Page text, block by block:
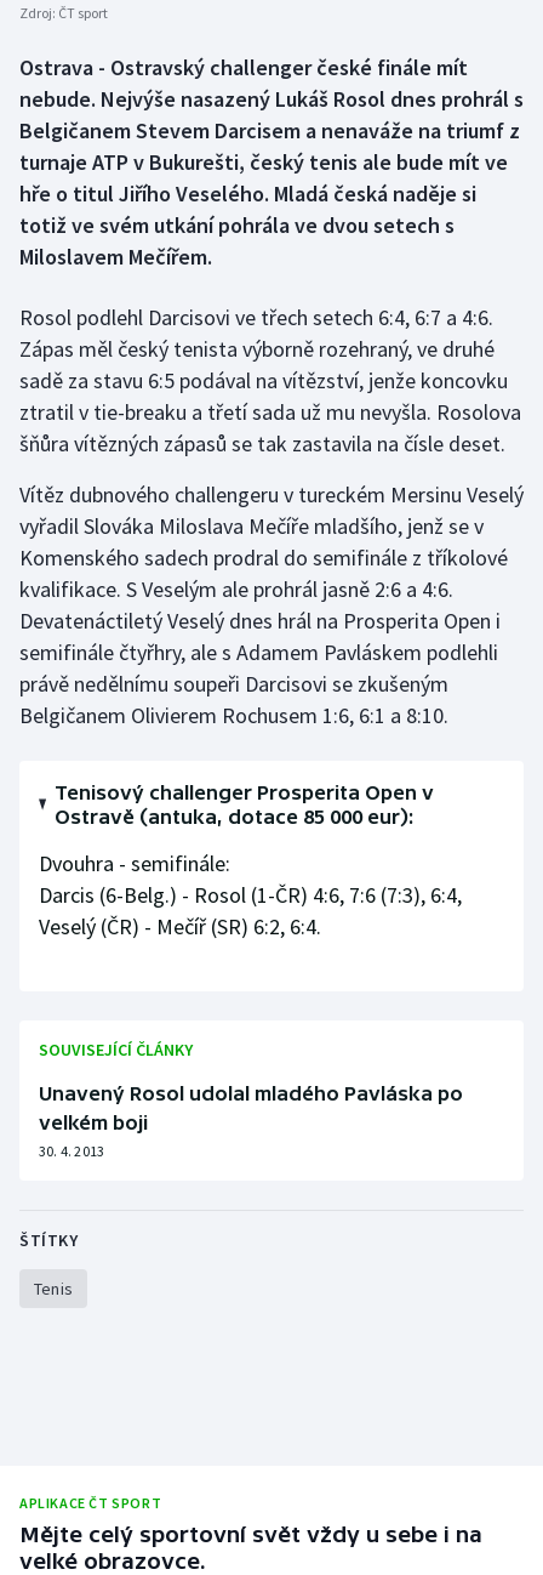
Box
Curling
Dostihy
Futsal
Golf
Gymnastika
Házená
Jezdectví
Judo
Krasobruslení
Lyže a snowboard
Moderní pětiboj
Motorsport
Plavání
Plážový volejbal
Stolní tenis
Triatlon
Zdroj: ČT sport
Ostrava - Ostravský challenger české finále mít
nebude. Nejvýše nasazený Lukáš Rosol dnes prohrál s
Belgičanem Stevem Darcisem a nenaváže na triumf z
turnaje ATP v Bukurešti, český tenis ale bude mít ve
hře o titul Jiřího Veselého. Mladá česká naděje si
totiž ve svém utkání pohrála ve dvou setech s
Miloslavem Mečířem.
Rosol podlehl Darcisovi ve třech setech 6:4, 6:7 a 4:6.
Zápas měl český tenista výborně rozehraný, ve druhé
sadě za stavu 6:5 podával na vítězství, jenže koncovku
ztratil v tie-breaku a třetí sada už mu nevyšla. Rosolova
šňůra vítězných zápasů se tak zastavila na čísle deset.
Vítěz dubnového challengeru v tureckém Mersinu Veselý
vyřadil Slováka Miloslava Mečíře mladšího, jenž se v
Komenského sadech prodral do semifinále z tříkolové
kvalifikace. S Veselým ale prohrál jasně 2:6 a 4:6.
Devatenáctiletý Veselý dnes hrál na Prosperita Open i
semifinále čtyřhry, ale s Adamem Pavláskem podlehli
právě nedělnímu soupeři Darcisovi se zkušeným
Belgičanem Olivierem Rochusem 1:6, 6:1 a 8:10.
Tenisový challenger Prosperita Open v
Ostravě (antuka, dotace 85 000 eur):
Dvouhra - semifinále:
Darcis (6-Belg.) - Rosol (1-ČR) 4:6, 7:6 (7:3), 6:4,
Veselý (ČR) - Mečíř (SR) 6:2, 6:4.
SOUVISEJÍCÍ ČLÁNKY
Unavený Rosol udolal mladého Pavláska po
velkém boji
30. 4. 2013
ŠTÍTKY
Tenis
APLIKACE ČT SPORT
Mějte celý sportovní svět vždy u sebe i na
velké obrazovce.